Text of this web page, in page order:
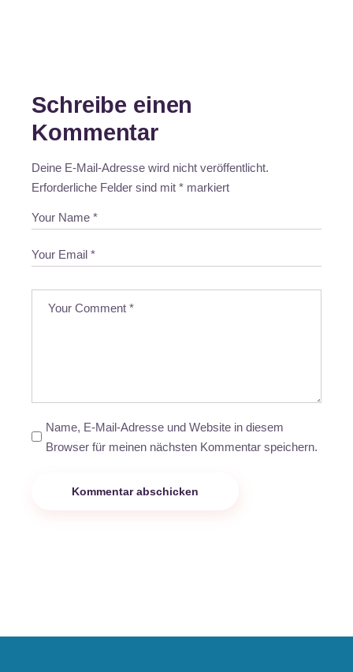
Schreibe einen
Kommentar
Deine E-Mail-Adresse wird nicht veröffentlicht.
Erforderliche Felder sind mit* markiert
Name, E-Mail-Adresse und Website in diesem
Browser für meinen nächsten Kommentar speichern.
Kommentar abschicken